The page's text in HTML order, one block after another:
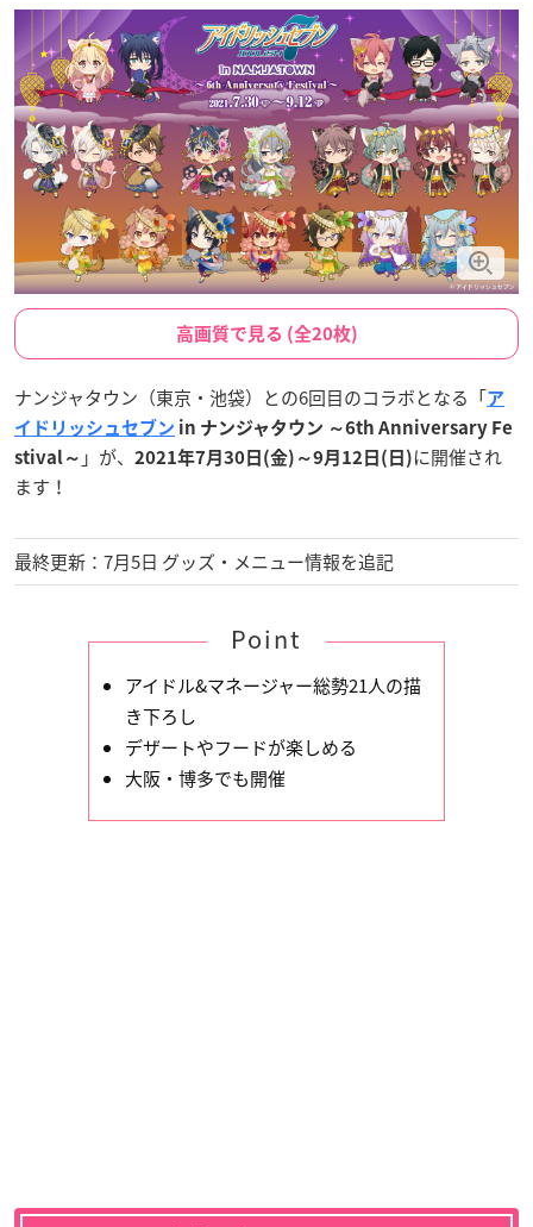
高画質で見る (全20枚)
ナンジャタウン（東京・池袋）との6回目のコラボとなる「ア
イドリッシュセブン in ナンジャタウン ～6th Anniversary Fe
stival～ 」が、 2021年7月30日(金)～9月12日(日) に開催され
ます！
最終更新：7月5日 グッズ・メニュー情報を追記
Point
アイドル&マネージャー総勢21人の描
き下ろし
デザートやフードが楽しめる
大阪・博多でも開催